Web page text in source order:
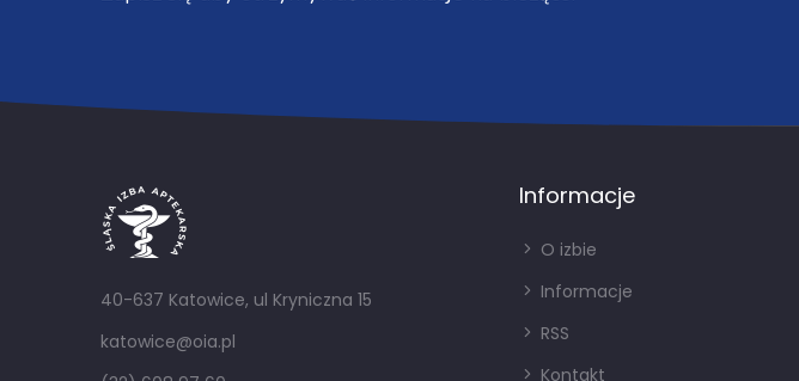
40-637 Katowice, ul Kryniczna 15
katowice@oia.pl
Informacje
O izbie
Informacje
RSS
Kontakt